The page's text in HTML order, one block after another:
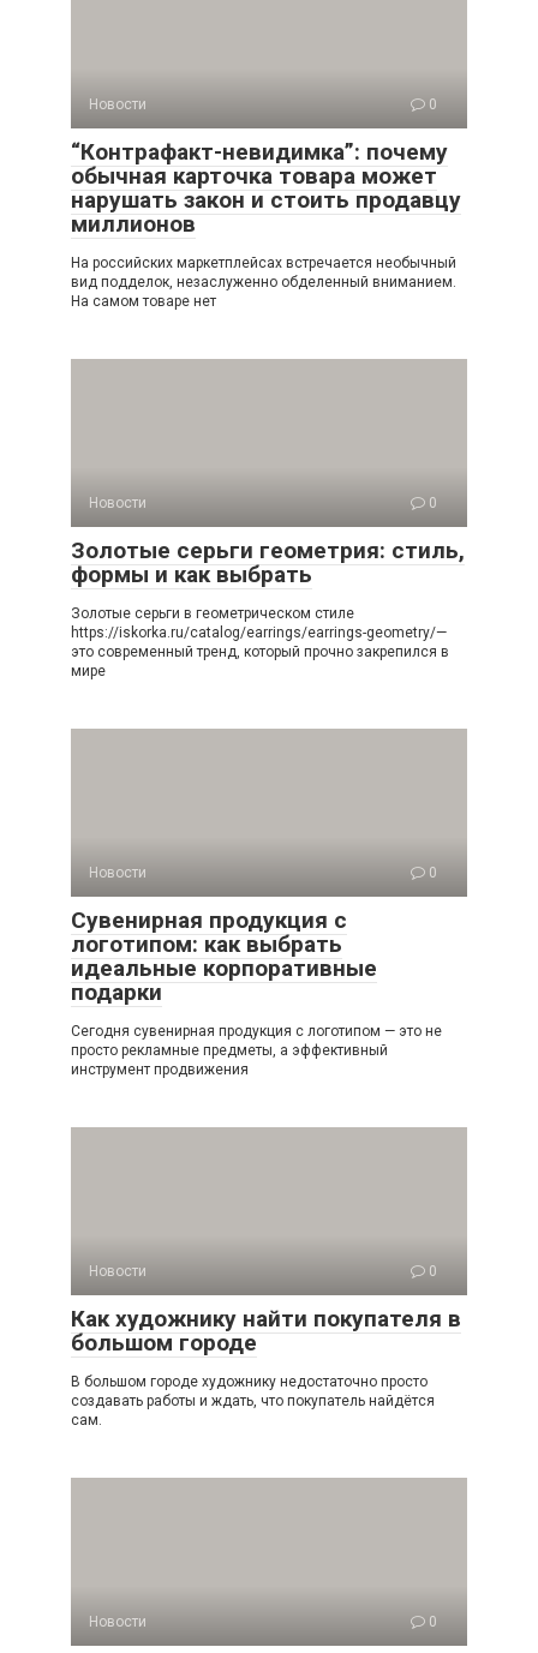
Новости 0
“Контрафакт-невидимка”: почему
обычная карточка товара может
нарушать закон и стоить продавцу
миллионов
На российских маркетплейсах встречается необычный
вид подделок, незаслуженно обделенный вниманием.
На самом товаре нет
Новости 0
Золотые серьги геометрия: стиль,
формы и как выбрать
Золотые серьги в геометрическом стиле
https://iskorka.ru/catalog/earrings/earrings-geometry/—
это современный тренд, который прочно закрепился в
мире
Новости 0
Сувенирная продукция с
логотипом: как выбрать
идеальные корпоративные
подарки
Сегодня сувенирная продукция с логотипом — это не
просто рекламные предметы, а эффективный
инструмент продвижения
Новости 0
Как художнику найти покупателя в
большом городе
В большом городе художнику недостаточно просто
создавать работы и ждать, что покупатель найдётся
сам.
Новости 0